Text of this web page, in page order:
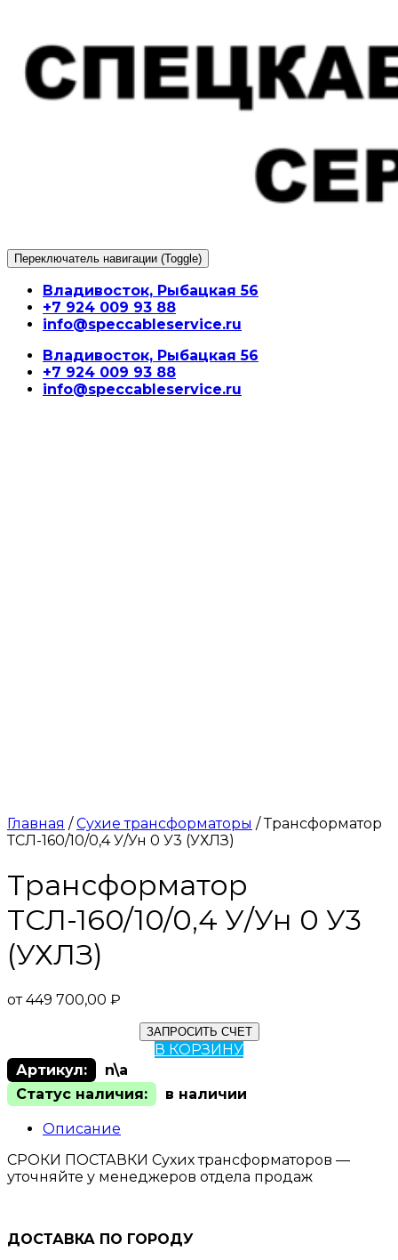
содержимому
Переключатель навигации (Toggle)
Владивосток, Рыбацкая 56
+7 924 009 93 88
info@speccableservice.ru
Владивосток, Рыбацкая 56
+7 924 009 93 88
info@speccableservice.ru
Главная /Сухие трансформаторы / Трансформатор
ТСЛ-160/10/0,4 У/Ун 0 У3 (УХЛЗ)
Трансформатор
ТСЛ-160/10/0,4 У/Ун 0 У3
(УХЛЗ)
от449 700,00 ₽
ЗАПРОСИТЬ СЧЕТ
В КОРЗИНУ
Артикул:
n\a
Статус наличия:
в наличии
Описание
СРОКИ ПОСТАВКИ Сухих трансформаторов —
уточняйте у менеджеров отдела продаж
ДОСТАВКА ПО ГОРОДУ